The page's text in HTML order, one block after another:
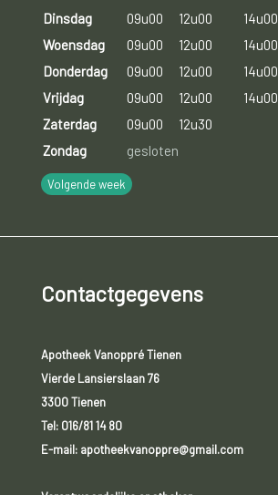
Dinsdag
09u00 12u00 14u00
Woensdag
09u00 12u00 14u00
Donderdag
09u00 12u00 14u00
Vrijdag
09u00 12u00 14u00
Zaterdag
09u00
12u30
Zondag
gesloten
Volgende week
Contactgegevens
Apotheek Vanoppré Tienen
Vierde Lansierslaan 76
3300 Tienen
Tel: 016/81 14 80
E-mail: apotheekvanoppre@gmail.com